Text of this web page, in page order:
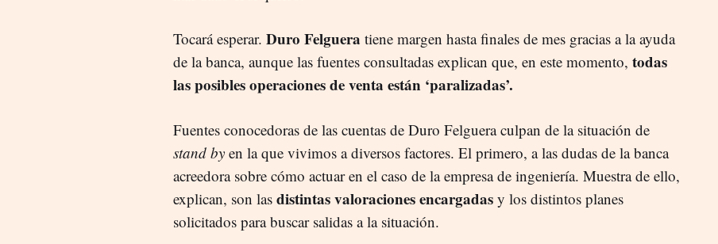
Tocará esperar. Duro Felguera tiene margen hasta finales de mes gracias a la ayuda
de la banca, aunque las fuentes consultadas explican que, en este momento, todas
las posibles operaciones de venta están ‘paralizadas’.
Fuentes conocedoras de las cuentas de Duro Felguera culpan de la situación de
stand by en la que vivimos a diversos factores. El primero, a las dudas de la banca
acreedora sobre cómo actuar en el caso de la empresa de ingeniería. Muestra de ello,
explican, son las distintas valoraciones encargadas y los distintos planes
solicitados para buscar salidas a la situación.